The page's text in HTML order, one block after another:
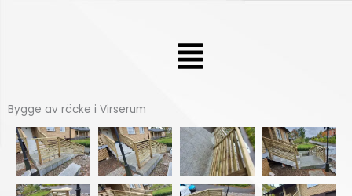
Meny
Bygge av räcke i Virserum